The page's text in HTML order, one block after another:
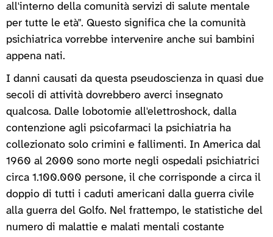
all'interno della comunità servizi di salute mentale
per tutte le età". Questo significa che la comunità
psichiatrica vorrebbe intervenire anche sui bambini
appena nati.
I danni causati da questa pseudoscienza in quasi due
secoli di attività dovrebbero averci insegnato
qualcosa. Dalle lobotomie all'elettroshock, dalla
contenzione agli psicofarmaci la psichiatria ha
collezionato solo crimini e fallimenti. In America dal
1960 al 2000 sono morte negli ospedali psichiatrici
circa 1.100.000 persone, il che corrisponde a circa il
doppio di tutti i caduti americani dalla guerra civile
alla guerra del Golfo. Nel frattempo, le statistiche del
numero di malattie e malati mentali costante